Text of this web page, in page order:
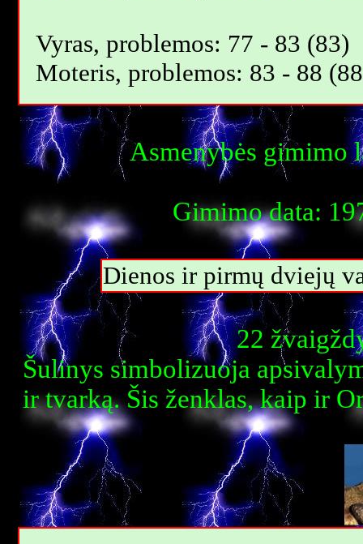
Vyras, problemos: 77 - 83 (83)
Moteris, problemos: 83 - 88
Asmenybės gimimo
Gimimo data:
Dienos ir pirmų dviejų
22
Šulinys simbolizuoja
ir tvarką. Šis ženklas, kaip ir